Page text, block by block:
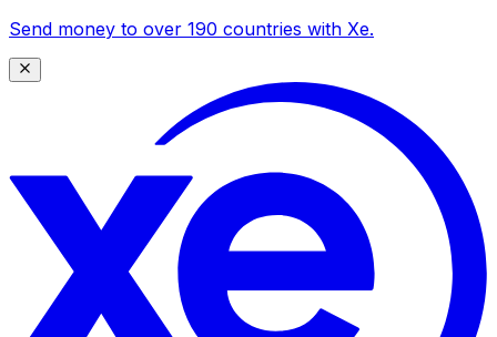
Send money to over 190 countries with Xe.